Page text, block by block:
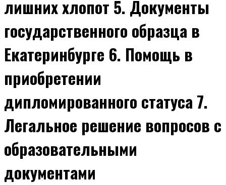
лишних хлопот 5. Документы
государственного образца в
Екатеринбурге 6. Помощь в
приобретении
дипломированного статуса 7.
Легальное решение вопросов с
образовательными
документами